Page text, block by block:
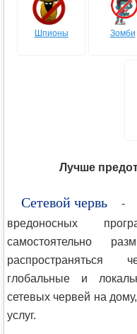
Шпионы Зомби
Лучше
Сетевой червь -
вредоносных
самостоятельно
распространяться
глобальные и
сетевых червей на
услуг.